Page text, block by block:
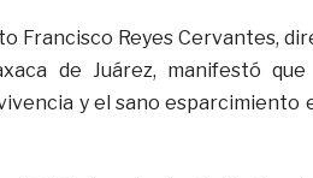
Francisco Reyes Cervantes,
de Juárez, manifestó
y el sano esparcimiento